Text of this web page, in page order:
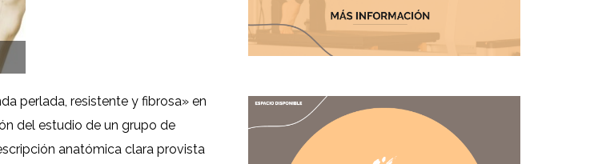
perlada, resistente y fibrosa» en
del estudio de un grupo de
anatómica clara provista